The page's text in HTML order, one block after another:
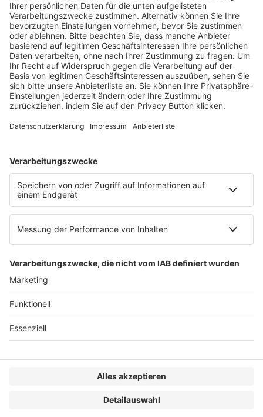
Fachmedien Recht und Wirtschaft
Ein Fachbereich der
dfv Mediengruppe
Mainzer Landstr. 251
60326 Frankfurt am Main
E-Mail:info@ruw.de
Web:https://www.ruw.de
AGB
Datenschutzerklärung
Genderhinweis
Cookie-Einstellungen